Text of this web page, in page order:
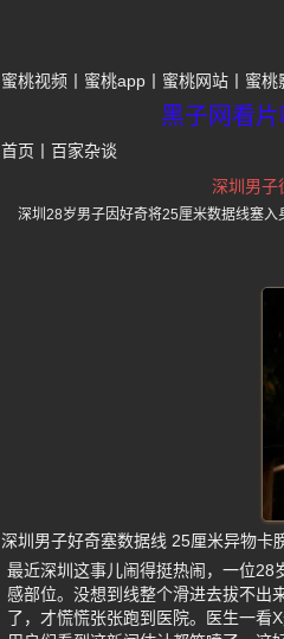
蜜桃视频 蜜桃app 蜜桃网站 蜜桃
黑子网看
首页 百家杂谈
深圳男子
深圳28岁男子因好奇将25厘米数据线塞
深圳男子好奇塞数据线 25厘米异物卡
最近深圳这事儿闹得挺热闹，一位28
感部位。没想到线整个滑进去拔不出
了，才慌慌张张跑到医院。医生一看